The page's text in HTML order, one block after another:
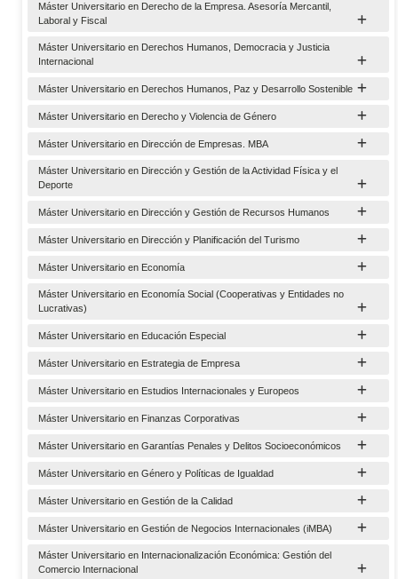
Máster Universitario en Derecho de la Empresa. Asesoría Mercantil,
Laboral y Fiscal
Máster Universitario en Derechos Humanos, Democracia y Justicia
Internacional
Máster Universitario en Derechos Humanos, Paz y Desarrollo Sostenible
Máster Universitario en Derecho y Violencia de Género
Máster Universitario en Dirección de Empresas. MBA
Máster Universitario en Dirección y Gestión de la Actividad Física y el
Deporte
Máster Universitario en Dirección y Gestión de Recursos Humanos
Máster Universitario en Dirección y Planificación del Turismo
Máster Universitario en Economía
Máster Universitario en Economía Social (Cooperativas y Entidades no
Lucrativas)
Máster Universitario en Educación Especial
Máster Universitario en Estrategia de Empresa
Máster Universitario en Estudios Internacionales y Europeos
Máster Universitario en Finanzas Corporativas
Máster Universitario en Garantías Penales y Delitos Socioeconómicos
Máster Universitario en Género y Políticas de Igualdad
Máster Universitario en Gestión de la Calidad
Máster Universitario en Gestión de Negocios Internacionales (iMBA)
Máster Universitario en Internacionalización Económica: Gestión del
Comercio Internacional